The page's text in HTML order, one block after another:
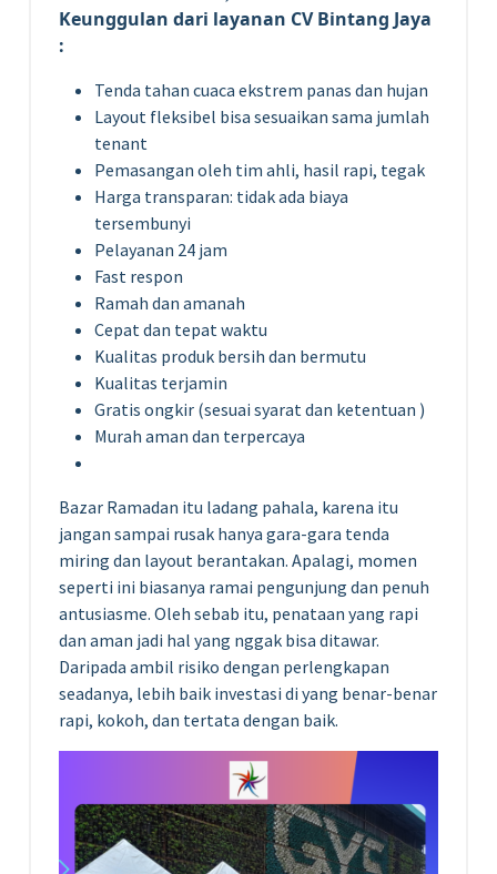
Keunggulan dari layanan CV Bintang Jaya
:
Tenda tahan cuaca ekstrem panas dan hujan
Layout fleksibel bisa sesuaikan sama jumlah
tenant
Pemasangan oleh tim ahli, hasil rapi, tegak
Harga transparan: tidak ada biaya
tersembunyi
Pelayanan 24 jam
Fast respon
Ramah dan amanah
Cepat dan tepat waktu
Kualitas produk bersih dan bermutu
Kualitas terjamin
Gratis ongkir (sesuai syarat dan ketentuan )
Murah aman dan terpercaya
Bazar Ramadan itu ladang pahala, karena itu
jangan sampai rusak hanya gara-gara tenda
miring dan layout berantakan. Apalagi, momen
seperti ini biasanya ramai pengunjung dan penuh
antusiasme. Oleh sebab itu, penataan yang rapi
dan aman jadi hal yang nggak bisa ditawar.
Daripada ambil risiko dengan perlengkapan
seadanya, lebih baik investasi di yang benar-benar
rapi, kokoh, dan tertata dengan baik.